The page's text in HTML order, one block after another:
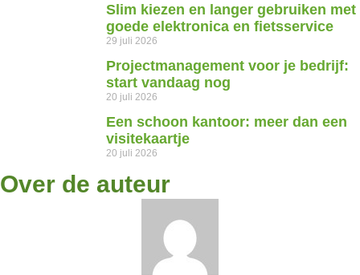
Slim kiezen en langer gebruiken met
goede elektronica en fietsservice
29 juli 2026
Projectmanagement voor je bedrijf:
start vandaag nog
20 juli 2026
Een schoon kantoor: meer dan een
visitekaartje
20 juli 2026
Over de auteur